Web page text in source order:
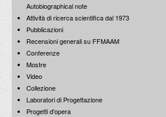
PROGETTI D'OPERA
PROGETTI CULTURALI
PROGETTO T.E.S.I.
Autobiographical note
Attività di ricerca scientifica dal 1973
Pubblicazioni
Recensioni generali su FFMAAM
Conferenze
Mostre
Video
Collezione
Laboratori di Progettazione
Progetti d'opera